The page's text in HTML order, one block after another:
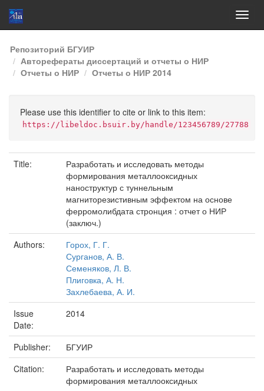
Skip
navigation
Репозиторий БГУИР
Авторефераты диссертаций и отчеты о НИР
Отчеты о НИР
Отчеты о НИР 2014
Please use this identifier to cite or link to this item:
https://libeldoc.bsuir.by/handle/123456789/27788
Title:
Разработать и исследовать методы
формирования металлооксидных
наноструктур с туннельным
магниторезистивным эффектом на основе
ферромолибдата стронция : отчет о НИР
(заключ.)
Authors:
Горох, Г. Г.
Сурганов, А. В.
Семеняков, Л. В.
Плиговка, А. Н.
Захлебаева, А. И.
Issue
Date:
2014
Publisher:
БГУИР
Citation:
Разработать и исследовать методы
формирования металлооксидных